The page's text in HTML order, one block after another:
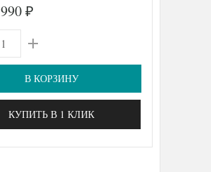
990 ₽
В КОРЗИНУ
КУПИТЬ В 1 КЛИК